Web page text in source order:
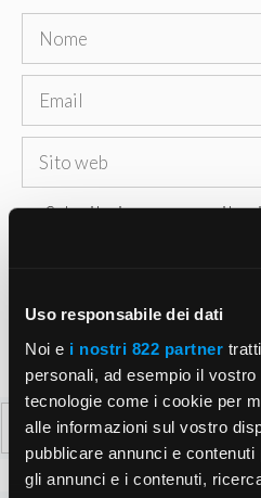
Uso responsabile dei dati
Noi e i nostri 822 partner
personali, ad esempio il
tecnologie come i cookie per
alle informazioni sul vostro
pubblicare annunci e
gli annunci e i contenuti,
Nome
Email
Sito
Salva il mio nome, email e
browser per la prossima
Ricerca
per: